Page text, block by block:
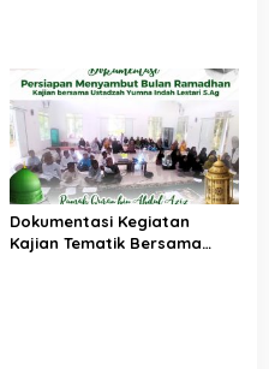
Dokumentasi Kegiatan
Kajian Tematik Bersama